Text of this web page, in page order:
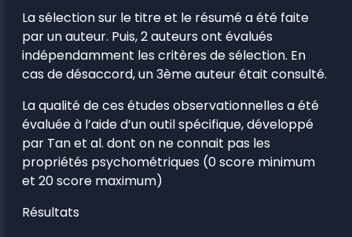
La sélection sur le titre et le résumé a été faite
par un auteur. Puis, 2 auteurs ont évalués
indépendamment les critères de sélection. En
cas de désaccord, un 3ème auteur était consulté.
La qualité de ces études observationnelles a été
évaluée à l’aide d’un outil spécifique, développé
par Tan et al. dont on ne connait pas les
propriétés psychométriques (0 score minimum
et 20 score maximum)
Résultats